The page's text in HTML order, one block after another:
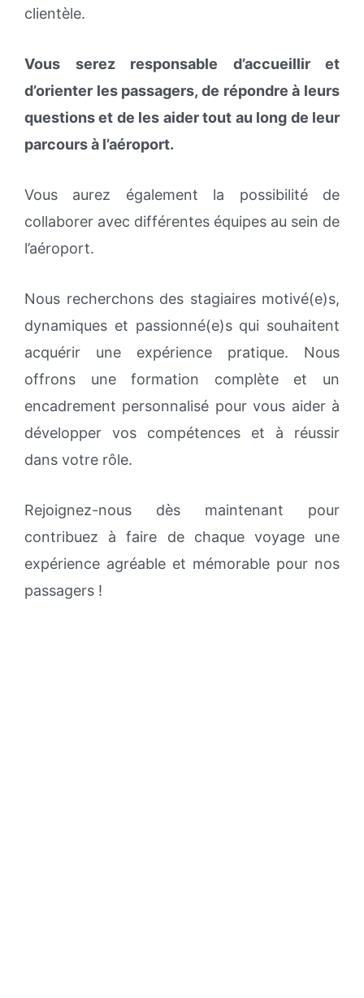
clientèle.
Vous serez responsable d’accueillir et
d’orienter les passagers, de répondre à leurs
questions et de les aider tout au long de leur
parcours à l’aéroport.
Vous aurez également la possibilité de
collaborer avec différentes équipes au sein de
l’aéroport.
Nous recherchons des stagiaires motivé(e)s,
dynamiques et passionné(e)s qui souhaitent
acquérir une expérience pratique. Nous
offrons une formation complète et un
encadrement personnalisé pour vous aider à
développer vos compétences et à réussir
dans votre rôle.
Rejoignez-nous dès maintenant pour
contribuez à faire de chaque voyage une
expérience agréable et mémorable pour nos
passagers !